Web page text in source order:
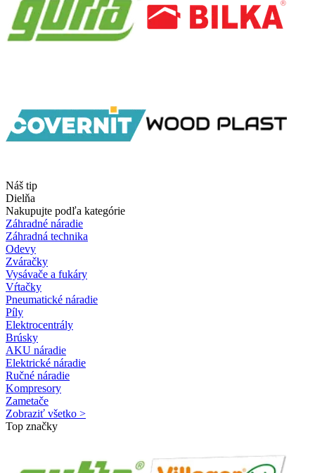
Náš tip
Dielňa
Nakupujte podľa kategórie
Záhradné náradie
Záhradná technika
Odevy
Zváračky
Vysávače a fukáry
Vŕtačky
Pneumatické náradie
Píly
Elektrocentrály
Brúsky
AKU náradie
Elektrické náradie
Ručné náradie
Kompresory
Zametače
Zobraziť všetko >
Top značky